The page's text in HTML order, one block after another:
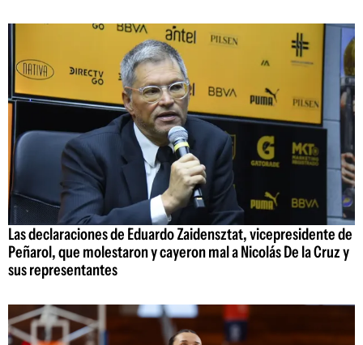
Las declaraciones de Eduardo Zaidensztat, vicepresidente de
Peñarol, que molestaron y cayeron mal a Nicolás De la Cruz y
sus representantes